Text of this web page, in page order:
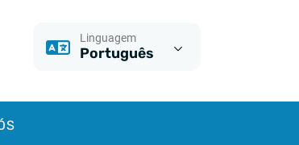
Linguagem
Português